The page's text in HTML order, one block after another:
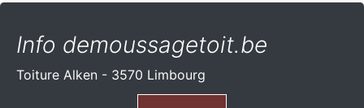
Info demoussagetoit.be
Toiture Alken - 3570 Limbourg